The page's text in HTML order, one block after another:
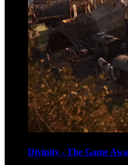
Divinity - The Game